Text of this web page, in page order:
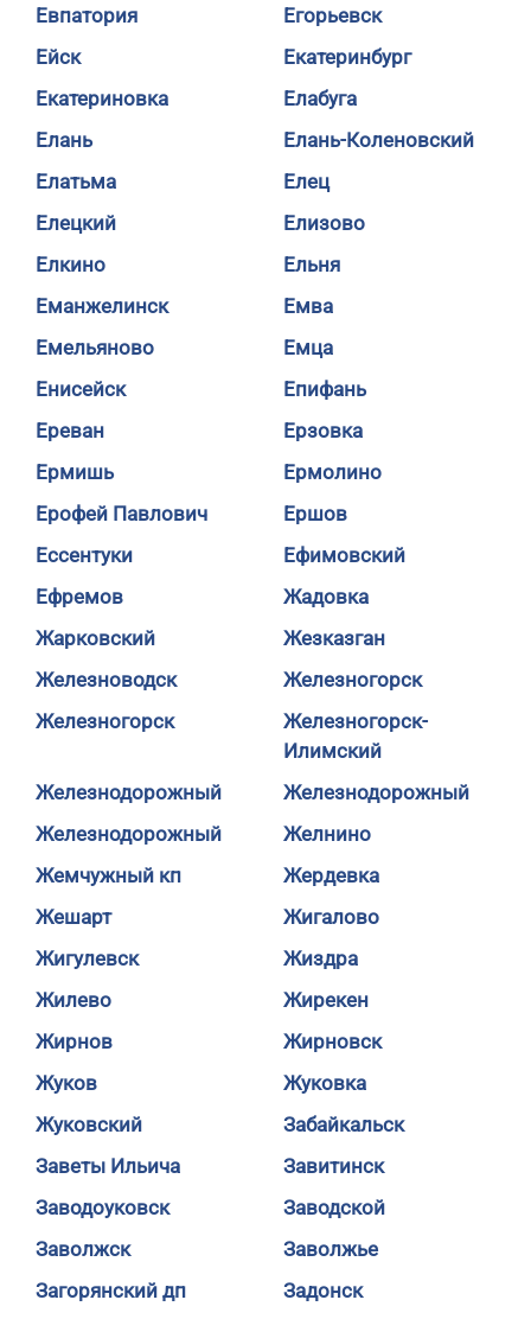
Евпатория
Егорьевск
Ейск
Екатеринбург
Екатериновка
Елабуга
Елань
Елань-Коленовский
Елатьма
Елец
Елецкий
Елизово
Елкино
Ельня
Еманжелинск
Емва
Емельяново
Емца
Енисейск
Епифань
Ереван
Ерзовка
Ермишь
Ермолино
Ерофей Павлович
Ершов
Ессентуки
Ефимовский
Ефремов
Жадовка
Жарковский
Жезказган
Железноводск
Железногорск
Железногорск
Железногорск-
Илимский
Железнодорожный
Железнодорожный
Железнодорожный
Желнино
Жемчужный кп
Жердевка
Жешарт
Жигалово
Жигулевск
Жиздра
Жилево
Жирекен
Жирнов
Жирновск
Жуков
Жуковка
Жуковский
Забайкальск
Заветы Ильича
Завитинск
Заводоуковск
Заводской
Заволжск
Заволжье
Загорянский дп
Задонск